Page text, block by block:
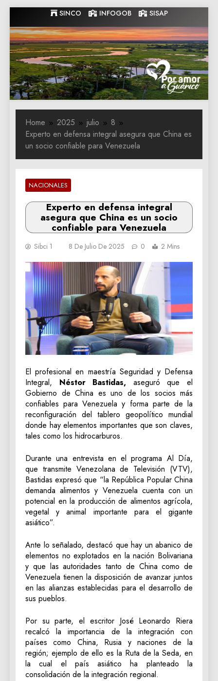
to
content
SINCO INFOGOB SISAP
Gobernacion
de Guarico
Gobernacion de Guarico
Home 2025 julio
8
Experto en defensa integral asegura que China es
un socio confiable para Venezuela
NACIONALES
Experto en defensa integral
asegura que China es un socio
confiable para Venezuela
Sibci 1 8 De Julio De 2025 0 2 Mins
El profesional en maestría Seguridad y Defensa
Integral, Néstor Bastidas, aseguró que el
Gobierno de China es uno de los socios más
confiables para Venezuela y forma parte de la
reconfiguración del tablero geopolítico mundial
donde hay elementos importantes que son claves,
tales como los hidrocarburos.
Durante una entrevista en el programa Al Día,
que transmite Venezolana de Televisión (VTV),
Bastidas expresó que “la República Popular China
demanda alimentos y Venezuela cuenta con un
potencial en la producción de alimentos agrícola,
vegetal y animal importante para el gigante
asiático”.
Ante lo señalado, destacó que hay un abanico de
elementos no explotados en la nación Bolivariana
y que las autoridades tanto de China como de
Venezuela tienen la disposición de avanzar juntos
en las alianzas establecidas para el desarrollo de
sus pueblos.
Por su parte, el escritor José Leonardo Riera
recalcó la importancia de la integración con
países como China, Rusia y naciones de la
región; ejemplo de ello es la Ruta de la Seda, en
la cual el país asiático ha planteado la
consolidación de la integración regional.